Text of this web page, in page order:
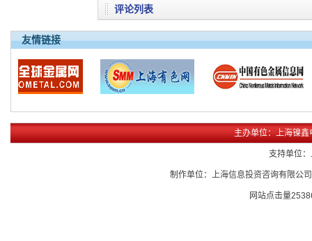
评论列表
友情链接
主办单位：上海镍
支持单位
制作单位：上海信息投资咨询有限公
网站点击量